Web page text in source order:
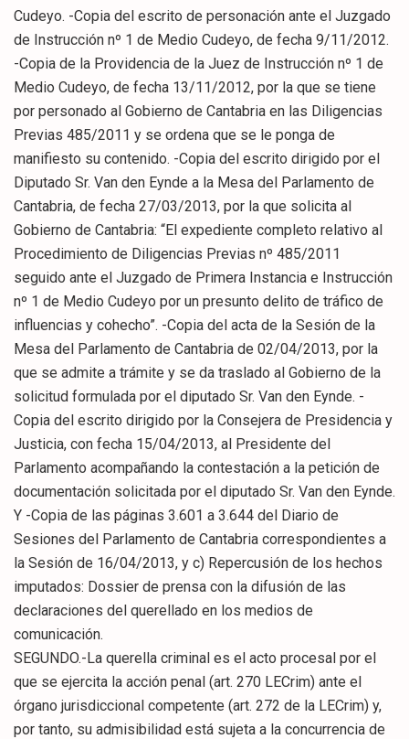
Cudeyo. -Copia del escrito de personación ante el Juzgado
de Instrucción nº 1 de Medio Cudeyo, de fecha 9/11/2012.
-Copia de la Providencia de la Juez de Instrucción nº 1 de
Medio Cudeyo, de fecha 13/11/2012, por la que se tiene
por personado al Gobierno de Cantabria en las Diligencias
Previas 485/2011 y se ordena que se le ponga de
manifiesto su contenido. -Copia del escrito dirigido por el
Diputado Sr. Van den Eynde a la Mesa del Parlamento de
Cantabria, de fecha 27/03/2013, por la que solicita al
Gobierno de Cantabria: “El expediente completo relativo al
Procedimiento de Diligencias Previas nº 485/2011
seguido ante el Juzgado de Primera Instancia e Instrucción
nº 1 de Medio Cudeyo por un presunto delito de tráfico de
influencias y cohecho”. -Copia del acta de la Sesión de la
Mesa del Parlamento de Cantabria de 02/04/2013, por la
que se admite a trámite y se da traslado al Gobierno de la
solicitud formulada por el diputado Sr. Van den Eynde. -
Copia del escrito dirigido por la Consejera de Presidencia y
Justicia, con fecha 15/04/2013, al Presidente del
Parlamento acompañando la contestación a la petición de
documentación solicitada por el diputado Sr. Van den Eynde.
Y -Copia de las páginas 3.601 a 3.644 del Diario de
Sesiones del Parlamento de Cantabria correspondientes a
la Sesión de 16/04/2013, y c) Repercusión de los hechos
imputados: Dossier de prensa con la difusión de las
declaraciones del querellado en los medios de
comunicación.
SEGUNDO.-La querella criminal es el acto procesal por el
que se ejercita la acción penal (art. 270 LECrim) ante el
órgano jurisdiccional competente (art. 272 de la LECrim) y,
por tanto, su admisibilidad está sujeta a la concurrencia de